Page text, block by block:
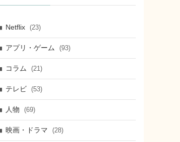
Netflix (23)
アプリ・ゲーム (93)
コラム (21)
テレビ (53)
人物 (69)
映画・ドラマ (28)